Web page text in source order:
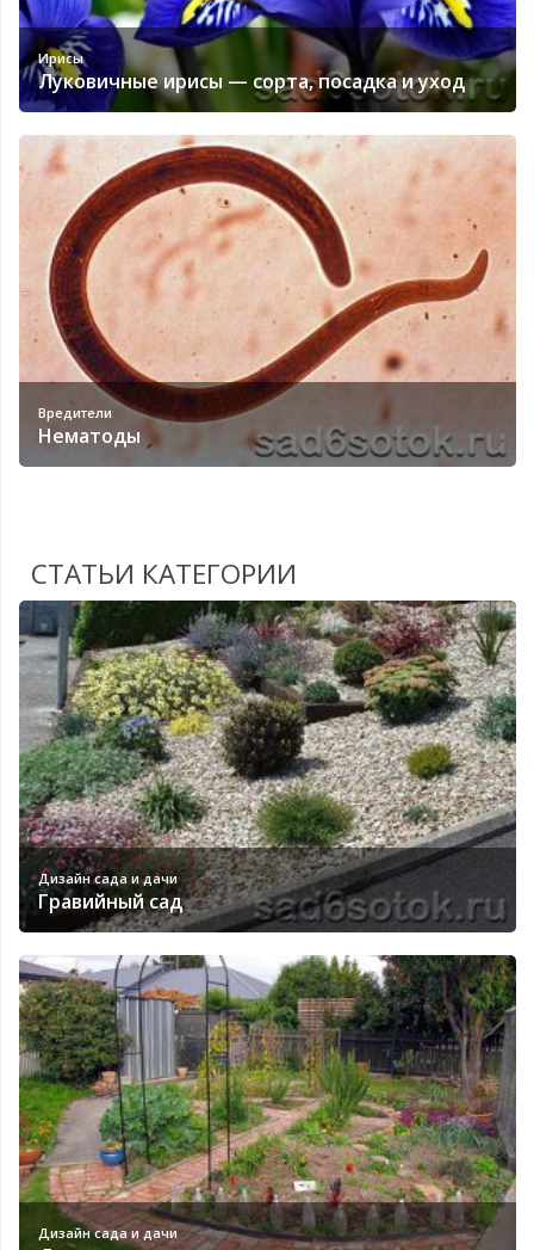
Ирисы
Луковичные ирисы — сорта, посадка и уход
Вредители
Нематоды
СТАТЬИ КАТЕГОРИИ
Дизайн сада и дачи
Гравийный сад
Дизайн сада и дачи